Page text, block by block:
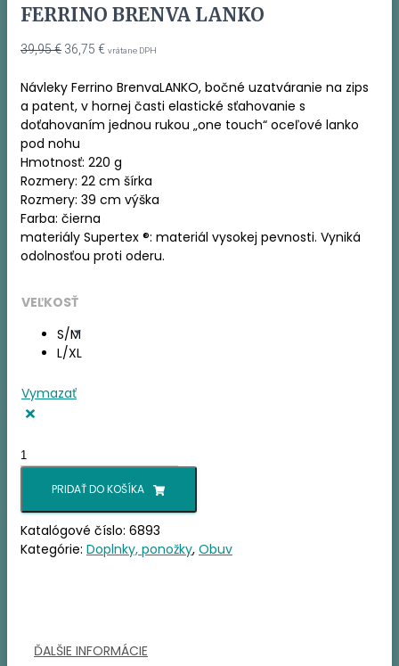
FERRINO BRENVA LANKO
39,95€ Pôvodná
39,95 €.
36,75 €Aktuálna
36,75 €.
vrátane DPH
Návleky Ferrino BrenvaLANKO, bočné uzatváranie na zips
a patent, v hornej časti elastické sťahovanie s
doťahovaním jednou rukou „one touch“ oceľové lanko
pod nohu
Hmotnosť: 220 g
Rozmery: 22 cm šírka
Rozmery: 39 cm výška
Farba: čierna
materiály Supertex ®: materiál vysokej pevnosti. Vyniká
odolnosťou proti oderu.
VEĽKOSŤ
S/M
L/XL
Vymazať
množstvo
FERRINO
BRENVA
LANKO
PRIDAŤ DO KOŠÍKA
Katalógové číslo: 6893
Kategórie: Doplnky, ponožky, Obuv
ĎALŠIE INFORMÁCIE